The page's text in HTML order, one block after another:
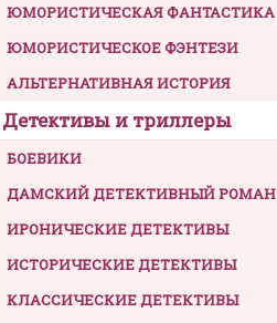
ЮМОРИСТИЧЕСКАЯ ФАНТАСТИКА
ЮМОРИСТИЧЕСКОЕ ФЭНТЕЗИ
АЛЬТЕРНАТИВНАЯ ИСТОРИЯ
Детективы и триллеры
БОЕВИКИ
ДАМСКИЙ ДЕТЕКТИВНЫЙ РОМАН
ИРОНИЧЕСКИЕ ДЕТЕКТИВЫ
ИСТОРИЧЕСКИЕ ДЕТЕКТИВЫ
КЛАССИЧЕСКИЕ ДЕТЕКТИВЫ